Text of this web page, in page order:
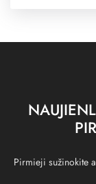
Pirmieji sužinokite